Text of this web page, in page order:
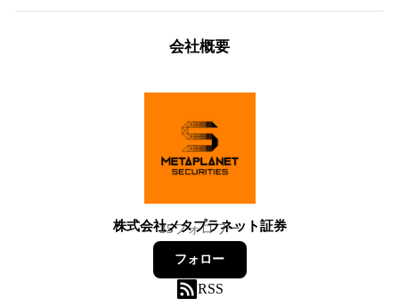
会社概要
株式会社メタプラネット証券
35フォロワー
フォロー
RSS